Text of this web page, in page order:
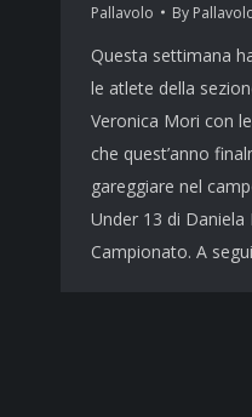
Pallavolo By
Questa settimana
le atlete della
Veronica Mori con
che quest’anno
gareggiare nel
Under 13 di
Campionato. A